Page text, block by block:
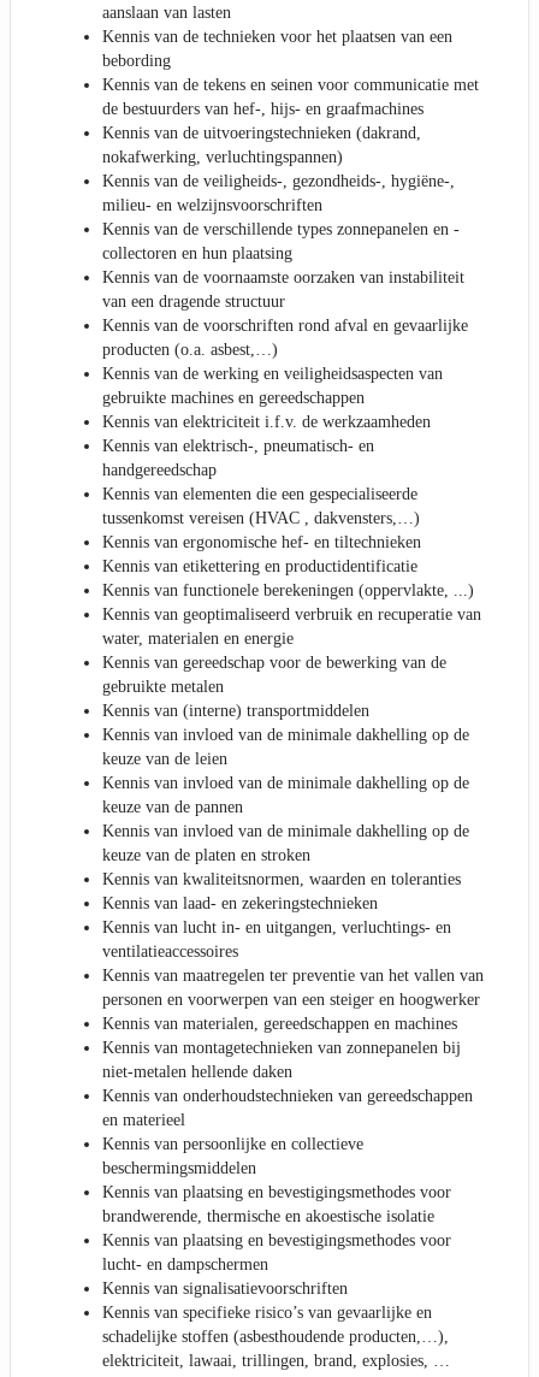
aanslaan van lasten
Kennis van de technieken voor het plaatsen van een
bebording
Kennis van de tekens en seinen voor communicatie met
de bestuurders van hef-, hijs- en graafmachines
Kennis van de uitvoeringstechnieken (dakrand,
nokafwerking, verluchtingspannen)
Kennis van de veiligheids-, gezondheids-, hygiëne-,
milieu- en welzijnsvoorschriften
Kennis van de verschillende types zonnepanelen en -
collectoren en hun plaatsing
Kennis van de voornaamste oorzaken van instabiliteit
van een dragende structuur
Kennis van de voorschriften rond afval en gevaarlijke
producten (o.a. asbest,…)
Kennis van de werking en veiligheidsaspecten van
gebruikte machines en gereedschappen
Kennis van elektriciteit i.f.v. de werkzaamheden
Kennis van elektrisch-, pneumatisch- en
handgereedschap
Kennis van elementen die een gespecialiseerde
tussenkomst vereisen (HVAC , dakvensters,…)
Kennis van ergonomische hef- en tiltechnieken
Kennis van etikettering en productidentificatie
Kennis van functionele berekeningen (oppervlakte, ...)
Kennis van geoptimaliseerd verbruik en recuperatie van
water, materialen en energie
Kennis van gereedschap voor de bewerking van de
gebruikte metalen
Kennis van (interne) transportmiddelen
Kennis van invloed van de minimale dakhelling op de
keuze van de leien
Kennis van invloed van de minimale dakhelling op de
keuze van de pannen
Kennis van invloed van de minimale dakhelling op de
keuze van de platen en stroken
Kennis van kwaliteitsnormen, waarden en toleranties
Kennis van laad- en zekeringstechnieken
Kennis van lucht in- en uitgangen, verluchtings- en
ventilatieaccessoires
Kennis van maatregelen ter preventie van het vallen van
personen en voorwerpen van een steiger en hoogwerker
Kennis van materialen, gereedschappen en machines
Kennis van montagetechnieken van zonnepanelen bij
niet-metalen hellende daken
Kennis van onderhoudstechnieken van gereedschappen
en materieel
Kennis van persoonlijke en collectieve
beschermingsmiddelen
Kennis van plaatsing en bevestigingsmethodes voor
brandwerende, thermische en akoestische isolatie
Kennis van plaatsing en bevestigingsmethodes voor
lucht- en dampschermen
Kennis van signalisatievoorschriften
Kennis van specifieke risico’s van gevaarlijke en
schadelijke stoffen (asbesthoudende producten,…),
elektriciteit, lawaai, trillingen, brand, explosies, …